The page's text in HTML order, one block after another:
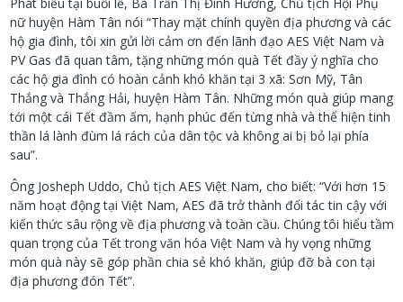
nữ huyện Hàm Tân nói “Thay mặt chính quyền địa phương và các
hộ gia đình, tôi xin gửi lời cảm ơn đến lãnh đạo AES Việt Nam và
PV Gas đã quan tâm, tặng những món quà Tết đầy ý nghĩa cho
các hộ gia đình có hoàn cảnh khó khăn tại 3 xã: Sơn Mỹ, Tân
Thắng và Thắng Hải, huyện Hàm Tân. Những món quà giúp mang
tới một cái Tết đầm ấm, hạnh phúc đến từng nhà và thể hiện tinh
thần lá lành đùm lá rách của dân tộc và không ai bị bỏ lại phía
sau”.
Ông Josheph Uddo, Chủ tịch AES Việt Nam, cho biết: “Với hơn 15
năm hoạt động tại Việt Nam, AES đã trở thành đối tác tin cậy với
kiến thức sâu rộng về địa phương và toàn cầu. Chúng tôi hiểu tầm
quan trọng của Tết trong văn hóa Việt Nam và hy vọng những
món quà này sẽ góp phần chia sẻ khó khăn, giúp đỡ bà con tại
địa phương đón Tết”.